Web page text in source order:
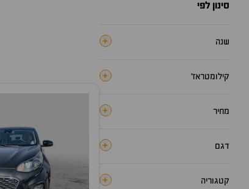
סינון לפי
שנה +
קילומטראז׳ +
מחיר +
דגם +
קטגוריה +